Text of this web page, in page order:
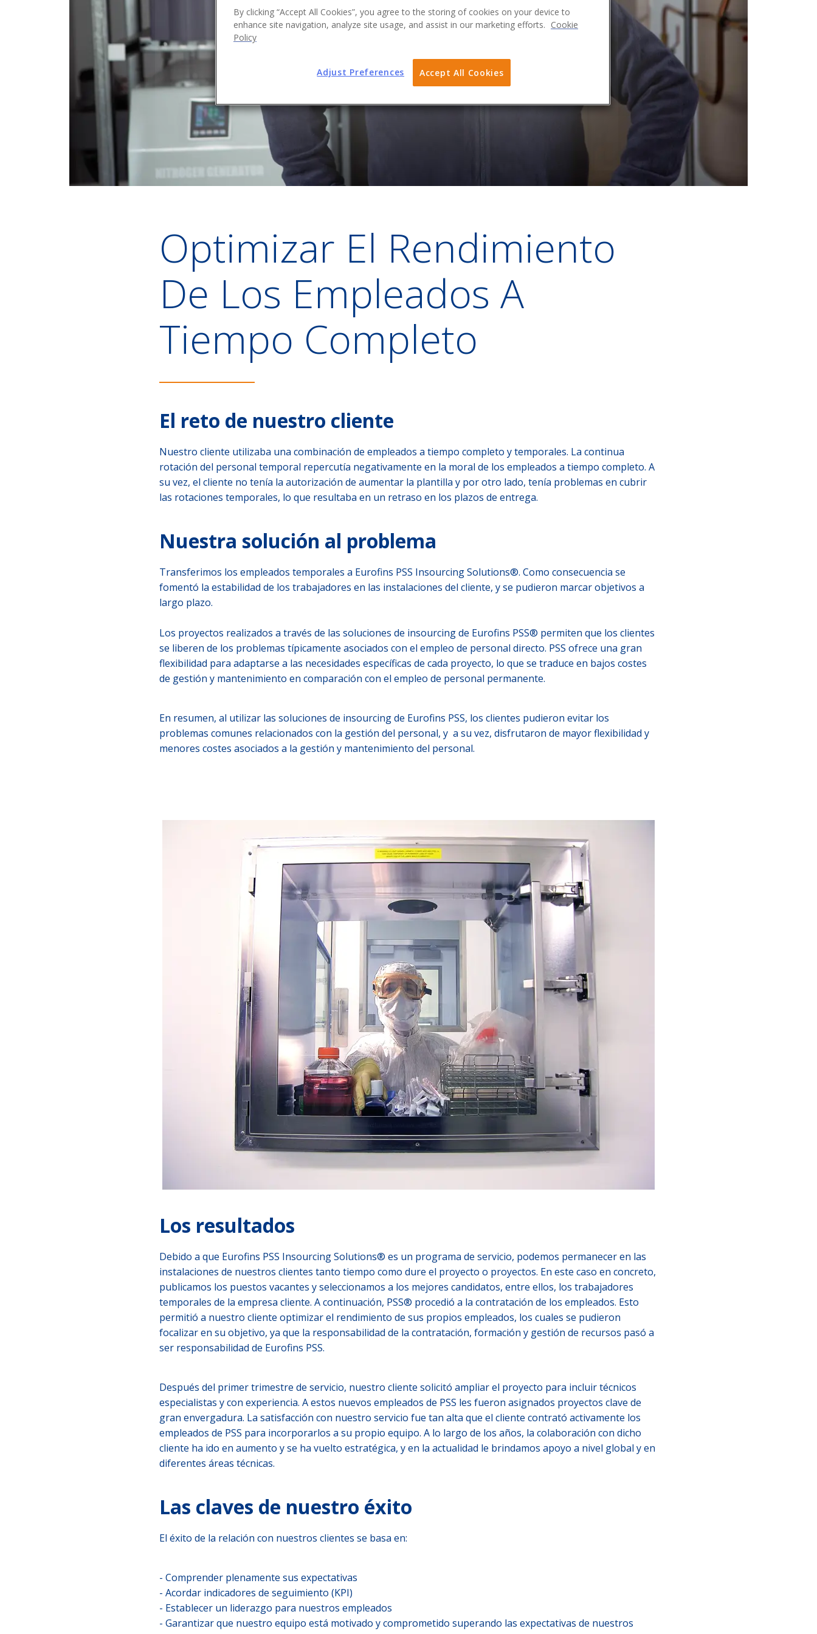
Optimizar El Rendimiento
De Los Empleados A
Tiempo Completo
El reto de nuestro cliente
Nuestro cliente utilizaba una combinación de empleados a tiempo completo y temporales. La continua
rotación del personal temporal repercutía negativamente en la moral de los empleados a tiempo completo. A
su vez, el cliente no tenía la autorización de aumentar la plantilla y por otro lado, tenía problemas en cubrir
las rotaciones temporales, lo que resultaba en un retraso en los plazos de entrega.
Nuestra solución al problema
Transferimos los empleados temporales a Eurofins PSS Insourcing Solutions®. Como consecuencia se
fomentó la estabilidad de los trabajadores en las instalaciones del cliente, y se pudieron marcar objetivos a
largo plazo.
Los proyectos realizados a través de las soluciones de insourcing de Eurofins PSS® permiten que los clientes
se liberen de los problemas típicamente asociados con el empleo de personal directo. PSS ofrece una gran
flexibilidad para adaptarse a las necesidades específicas de cada proyecto, lo que se traduce en bajos costes
de gestión y mantenimiento en comparación con el empleo de personal permanente.
En resumen, al utilizar las soluciones de insourcing de Eurofins PSS, los clientes pudieron evitar los
problemas comunes relacionados con la gestión del personal, y a su vez, disfrutaron de mayor flexibilidad y
menores costes asociados a la gestión y mantenimiento del personal.
Los resultados
Debido a que Eurofins PSS Insourcing Solutions® es un programa de servicio, podemos permanecer en las
instalaciones de nuestros clientes tanto tiempo como dure el proyecto o proyectos. En este caso en concreto,
publicamos los puestos vacantes y seleccionamos a los mejores candidatos, entre ellos, los trabajadores
temporales de la empresa cliente. A continuación, PSS® procedió a la contratación de los empleados. Esto
permitió a nuestro cliente optimizar el rendimiento de sus propios empleados, los cuales se pudieron
focalizar en su objetivo, ya que la responsabilidad de la contratación, formación y gestión de recursos pasó a
ser responsabilidad de Eurofins PSS.
Después del primer trimestre de servicio, nuestro cliente solicitó ampliar el proyecto para incluir técnicos
especialistas y con experiencia. A estos nuevos empleados de PSS les fueron asignados proyectos clave de
gran envergadura. La satisfacción con nuestro servicio fue tan alta que el cliente contrató activamente los
empleados de PSS para incorporarlos a su propio equipo. A lo largo de los años, la colaboración con dicho
cliente ha ido en aumento y se ha vuelto estratégica, y en la actualidad le brindamos apoyo a nivel global y en
diferentes áreas técnicas.
Las claves de nuestro éxito
El éxito de la relación con nuestros clientes se basa en:
- Comprender plenamente sus expectativas
- Acordar indicadores de seguimiento (KPI)
- Establecer un liderazgo para nuestros empleados
- Garantizar que nuestro equipo está motivado y comprometido superando las expectativas de nuestros
By clicking “Accept All Cookies”, you agree to the storing of cookies on your device to
enhance site navigation, analyze site usage, and assist in our marketing efforts. Cookie
Policy
Accept All Cookies
Adjust Preferences